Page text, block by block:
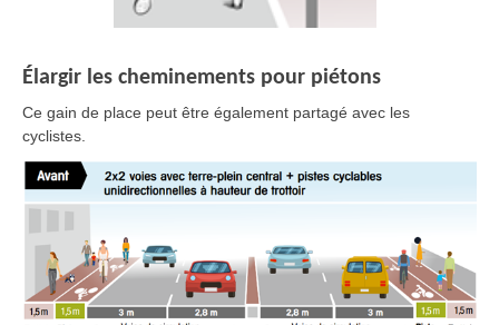
Élargir les cheminements pour piétons
Ce gain de place peut être également partagé avec les
cyclistes.